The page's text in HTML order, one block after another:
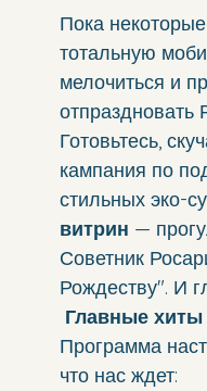
Пока
тотальную
мелочиться и
отпраздновать
Готовьтесь,
кампания по
стильных эко-
витрин —
Советник
Рождеству". И
Главные
Программа
что нас ждет: